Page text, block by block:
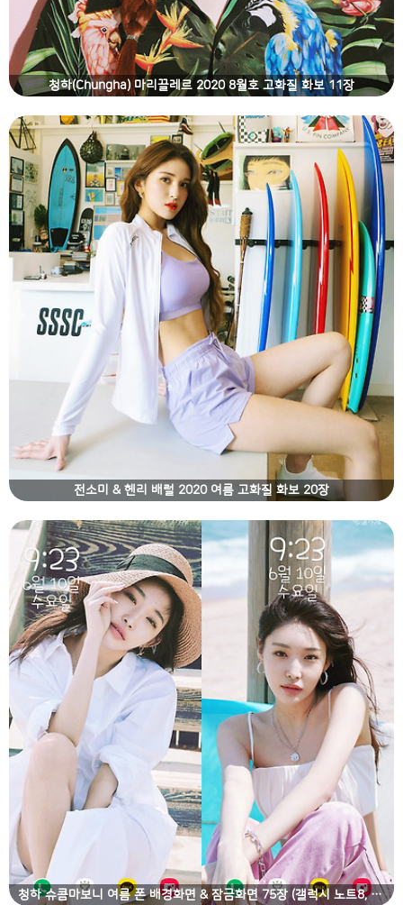
청하(Chungha) 마리끌레르 2020 8월호 고화질 화보 11장
전소미 & 헨리 배럴 2020 여름 고화질 화보 20장
청하 슈콤마보니 여름 폰 배경화면 & 잠금화면 75장 (갤럭시 노트8, 노트9, S8, S9)